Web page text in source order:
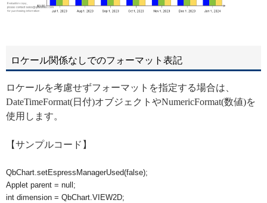
ロケール関係なしでのフォーマット表記
ロケールを考慮せずフォーマットを指定する場合は、
DateTimeFormat(日付)オブジェクトやNumericFormat(数値)を
使用します。
【サンプルコード】
QbChart.setEspressManagerUsed(false);
Applet parent = null;
int dimension = QbChart.VIEW2D;